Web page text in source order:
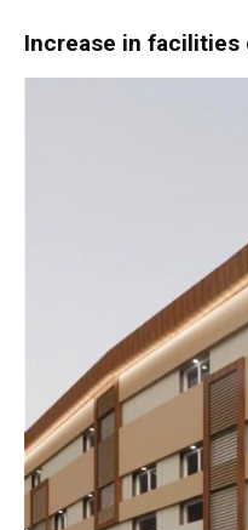
Increase in facilities